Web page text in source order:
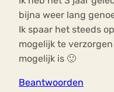
bijna weer lang
Ik spaar het steeds
mogelijk te
mogelijk is 🙂
Beantwoorden